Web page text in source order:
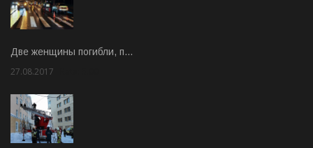
Две женщины погибли, п…
27.08.2017